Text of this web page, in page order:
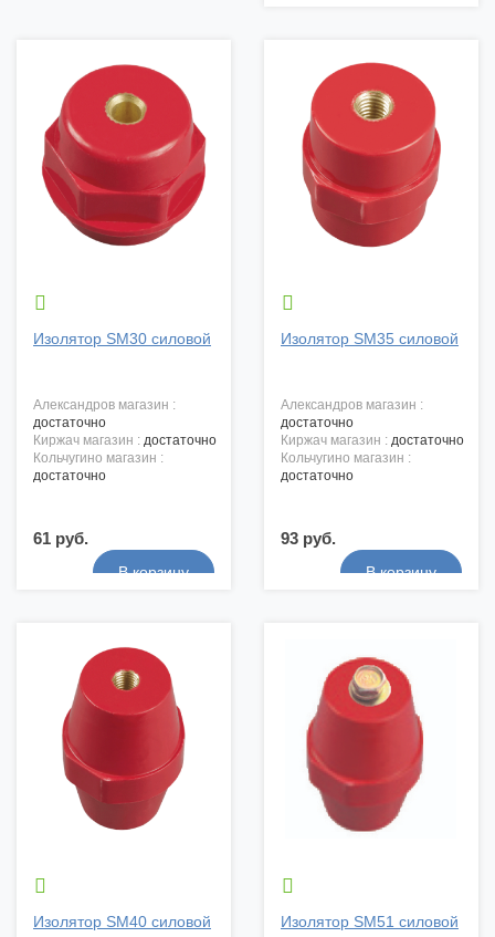

Изолятор SM30 силовой
александров магазин :
достаточно
киржач магазин : достаточно
кольчугино магазин :
достаточно
61 руб.

Изолятор SM35 силовой
александров магазин :
достаточно
киржач магазин : достаточно
кольчугино магазин :
достаточно
93 руб.

Изолятор SM40 силовой

Изолятор SM51 силовой